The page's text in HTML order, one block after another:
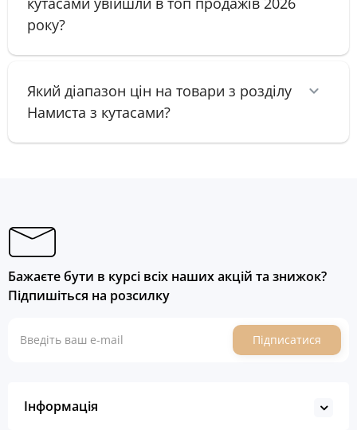
року?
Який діапазон цін на товари з розділу
Намиста з кутасами?
Бажаєте бути в курсі всіх наших акцій та знижок?
Підпишіться на розсилку
Підписатися
Інформація